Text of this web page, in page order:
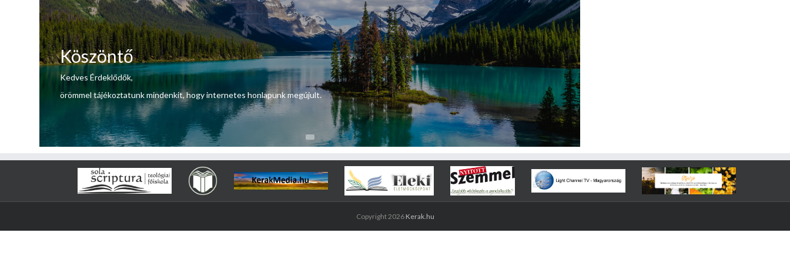
Köszöntő
Kedves Érdeklődők,
örömmel tájékoztatunk mindenkit, hogy internetes honlapunk megújult.
Copyright 2026 Kerak.hu